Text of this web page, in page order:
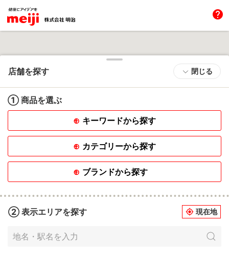
help
店舗を探す 閉じる
① 商品を選ぶ
キーワードから探す
カテゴリーから探す
ブランドから探す
② 表示エリアを探す my_location 現在地